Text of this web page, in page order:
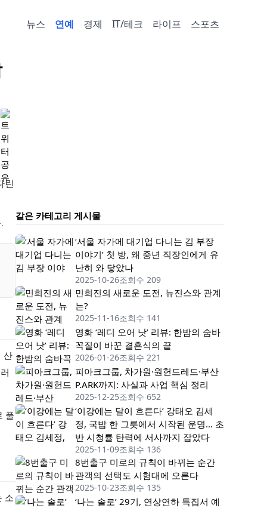
뉴스 연예 경제 IT/테크 라이프 스포츠
린
산
풀
소
같은 카테고리 게시물
‘서울 자가에 대기업 다니는 김 부장
이야기’ 첫 방, 왜 중년 직장인에게 유
난히 와 닿았나
2025-10-26조회수 209
민희진의 새로운 도전, 뉴진스와 관계
는?
2025-11-16조회수 141
영화 ‘레디 오어 낫’ 리뷰: 한밤의 숨바
꼭질이 바꾼 결혼식의 끝
2026-01-26조회수 221
피아크그룹, 차가원·원헌드레드·부산
P.ARK까지: 사실과 사업 핵심 정리
2025-12-25조회수 652
‘이강에는 달이 흐른다’ 강태오 김세
정, 국밥 한 그릇에서 시작된 운명… 초
반 시청률 탄력에 서사까지 잡았다
2025-11-09조회수 136
8번출구 미로의 규칙이 바뀌는 순간
관객의 선택도 시험대에 오른다
2025-10-23조회수 135
‘나는 솔로’ 29기, 연상연하 특집서 예